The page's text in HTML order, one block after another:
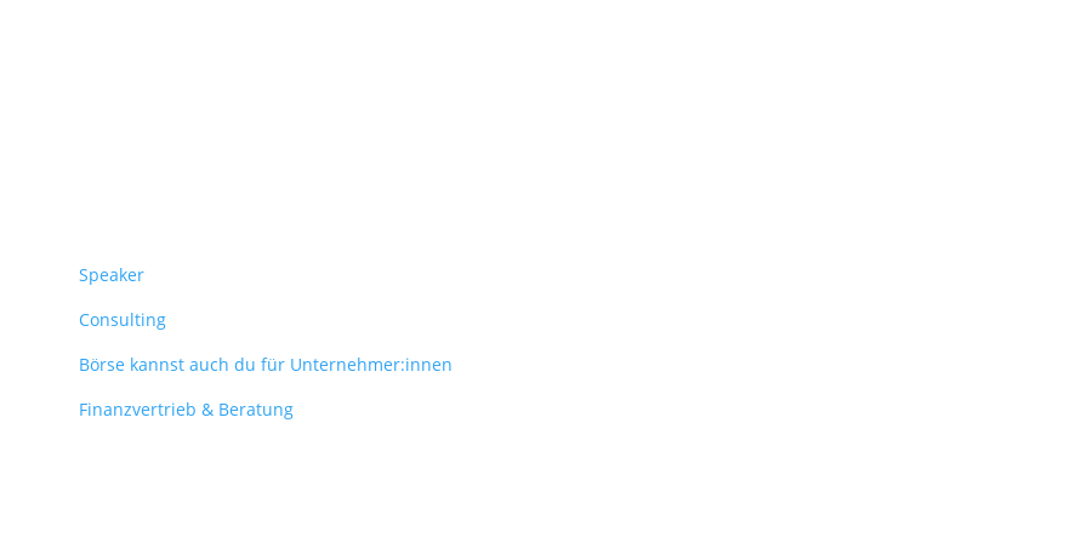
Speaker
Consulting
Börse kannst auch du für Unternehmer:innen
Finanzvertrieb & Beratung